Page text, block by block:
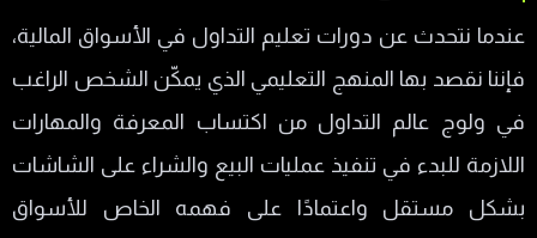
عندما نتحدث عن دورات تعليم التداول في الأسواق المالية،
فإننا نقصد بها المنهج التعليمي الذي يمكّن الشخص الراغب
في ولوج عالم التداول من اكتساب المعرفة والمهارات
اللازمة للبدء في تنفيذ عمليات البيع والشراء على الشاشات
بشكل مستقل واعتمادًا على فهمه الخاص للأسواق